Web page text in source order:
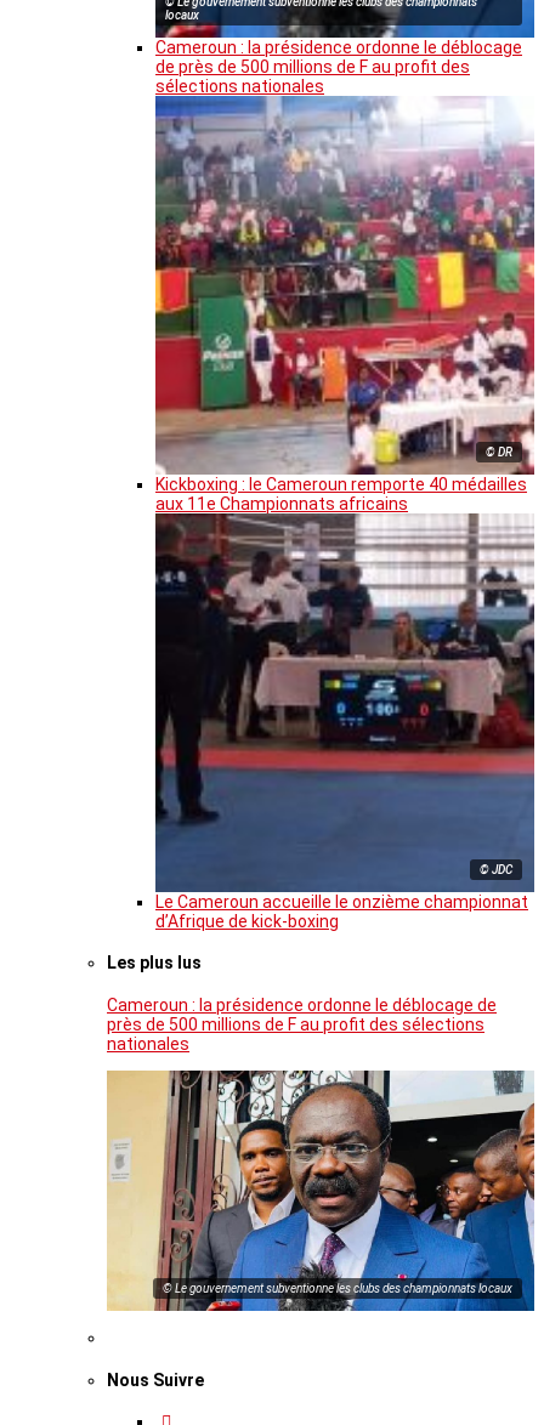
locaux
Cameroun : la présidence ordonne le déblocage
de près de 500 millions de F au profit des
sélections nationales
© DR
Kickboxing : le Cameroun remporte 40 médailles
aux 11e Championnats africains
© JDC
Le Cameroun accueille le onzième championnat
d’Afrique de kick-boxing
Les plus lus
Cameroun : la présidence ordonne le déblocage de
près de 500 millions de F au profit des sélections
nationales
© Le gouvernement subventionne les clubs des championnats locaux
Nous Suivre